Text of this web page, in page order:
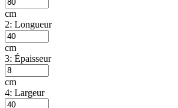
cm
2: Longueur
cm
3: Épaisseur
cm
4: Largeur